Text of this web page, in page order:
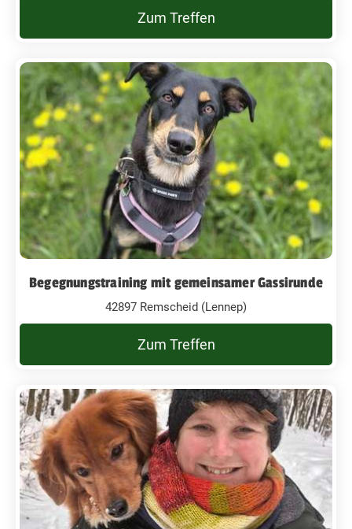
Zum Treffen
Begegnungstraining mit gemeinsamer Gassirunde
42897 Remscheid (Lennep)
Zum Treffen